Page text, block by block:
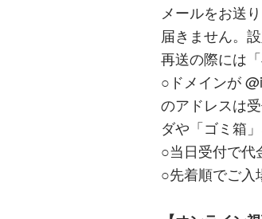
メールをお送
届きません。
再送の際には
○ドメインが
のアドレスは
ダや「ゴミ箱
○当日受付で代
○先着順でご入